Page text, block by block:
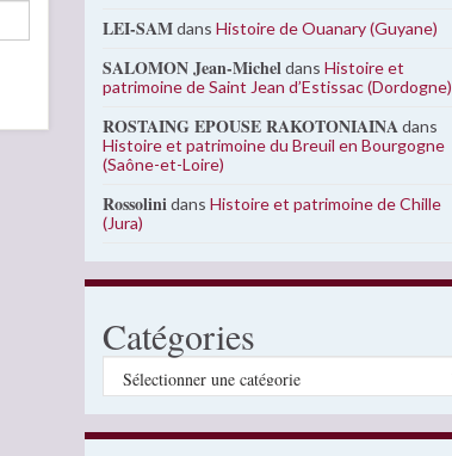
LEI-SAMdansHistoire de Ouanary (Guyane)
SALOMON Jean-MicheldansHistoire et
patrimoine de Saint Jean d’Estissac (Dordogne)
ROSTAING EPOUSE RAKOTONIAINAdans
Histoire et patrimoine du Breuil en Bourgogne
(Saône-et-Loire)
RossolinidansHistoire et patrimoine de Chille
(Jura)
Catégories
Catégories